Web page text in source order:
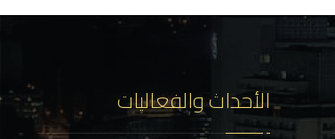
الأحداث والفعاليات